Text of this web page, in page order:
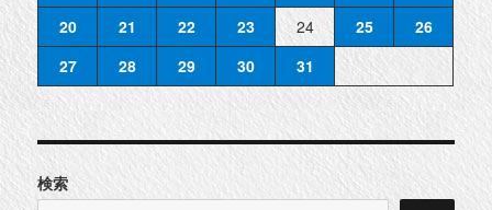
20
21 22 23 24 25
26
27
28 29 30 31
検索